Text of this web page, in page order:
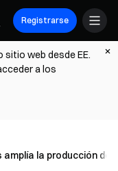
Registrarse
web desde EE.
a los
la producción de